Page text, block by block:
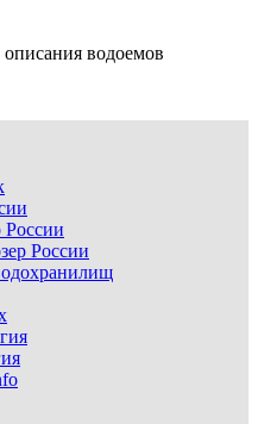
водоемов
России
России